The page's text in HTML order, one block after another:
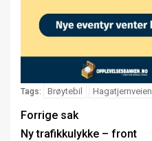
Tags: Brøytebil Hagatjernveien
Forrige sak
Ny trafikkulykke – front